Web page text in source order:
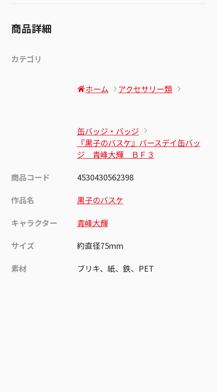
商品詳細
カテゴリ
ホーム アクセサリー類
缶バッジ・バッジ
『黒子のバスケ』バースデイ缶バッ
ジ 青峰大輝 ＢＦ３
商品コード
4530430562398
作品名
黒子のバスケ
キャラクター
青峰大輝
サイズ
約直径75mm
素材
ブリキ、紙、鉄、PET